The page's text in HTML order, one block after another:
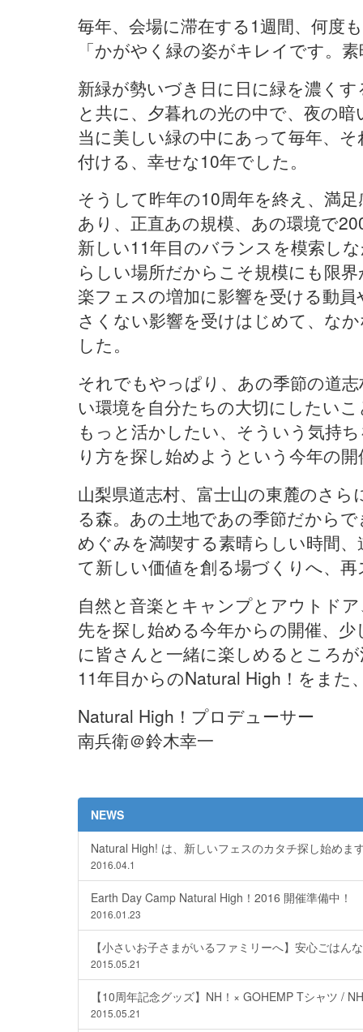
毎年、会場に滞在する1週間、何度
「かがやく緑の姿がキレイです。
新緑が勢いづき日に日に緑を濃く
と共に、夕暮れの光の中で、夜の
当に美しい緑の中にあって毎年、
付ける、幸せな10年でした。
そうして昨年の10周年を終え、満
あり、正直あの規模、あの環境で
新しい11年目のバランスを模索し
らしい場所だからこそ規模にも限
楽フェスの増加に影響を受ける動
さくない影響を受けはじめて、な
した。
それでもやっぱり、あの季節の道
い環境を自分たちの大切にしたい
もっと活かしたい、そういう気持
り方を探し始めようという今年の
山梨県道志村、富士山の東麓のさ
る森。あの土地であの季節だから
めぐみを満喫する素晴らしい時間
て新しい価値を創る場づくりへ、
自然と音楽とキャンプとアウトド
先を探し始める今年からの開催、
に皆さんと一緒に楽しめるところ
11年目からのNatural High！をま
Natural High！プロデューサー
南兵衛＠鈴木幸一
NEWS
Natural High! は、新しいフェスのカタチ探し始めま
2016.04.1
Earth Day Camp Natural High！2016 開催準備中！
2016.01.23
【小さいお子さまがいるファミリーへ】安心ごはん
2015.05.21
【10周年記念グッズ】NH！× GOHEMP Tシャツ /
2015.05.21